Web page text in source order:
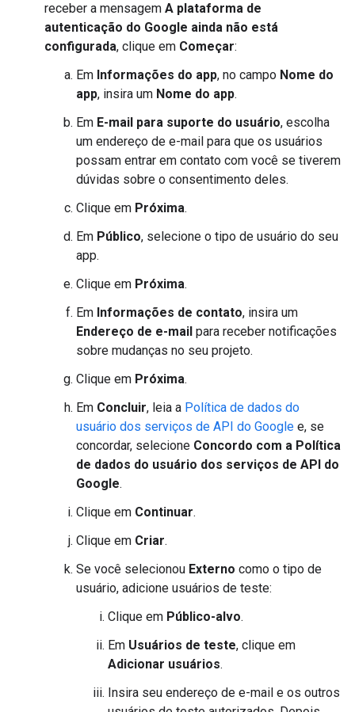
receber a mensagem A plataforma de
autenticação do Google ainda não está
configurada, clique em Começar:
Em Informações do app, no campo Nome do
app, insira um Nome do app.
Em E-mail para suporte do usuário, escolha
um endereço de e-mail para que os usuários
possam entrar em contato com você se tiverem
dúvidas sobre o consentimento deles.
Clique em Próxima.
Em Público, selecione o tipo de usuário do seu
app.
Clique em Próxima.
Em Informações de contato, insira um
Endereço de e-mail para receber notificações
sobre mudanças no seu projeto.
Clique em Próxima.
Em Concluir, leia a Política de dados do
usuário dos serviços de API do Google e, se
concordar, selecione Concordo com a Política
de dados do usuário dos serviços de API do
Google.
Clique em Continuar.
Clique em Criar.
Se você selecionou Externo como o tipo de
usuário, adicione usuários de teste:
Clique em Público-alvo.
Em Usuários de teste, clique em
Adicionar usuários.
Insira seu endereço de e-mail e os outros